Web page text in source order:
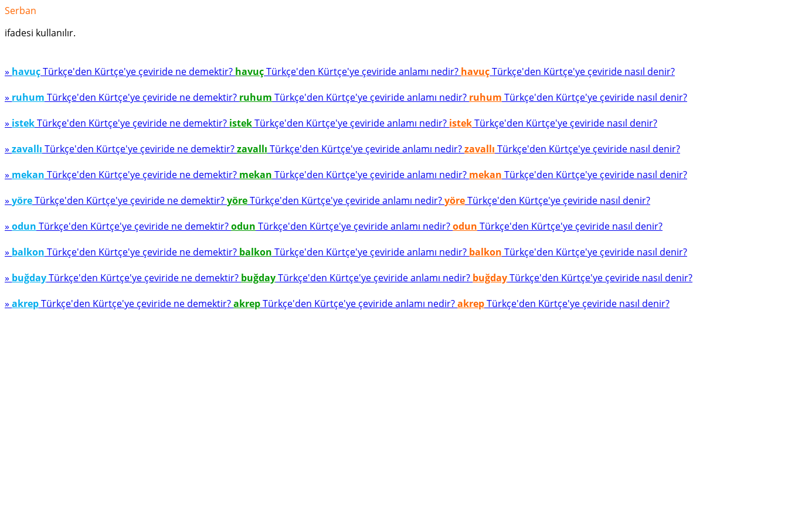
Serban
ifadesi kullanılır.
» havuçTürkçe'den Kürtçe'ye çeviride ne demektir? havuçTürkçe'den Kürtçe'ye çeviride anlamı nedir? havuçTürkçe'den Kürtçe'ye çeviride nasıl denir?
» ruhum Türkçe'den Kürtçe'ye çeviride ne demektir? ruhum Türkçe'den Kürtçe'ye çeviride anlamı nedir? ruhum Türkçe'den Kürtçe'ye çeviride nasıl denir?
» istekTürkçe'den Kürtçe'ye çeviride ne demektir? istekTürkçe'den Kürtçe'ye çeviride anlamı nedir? istekTürkçe'den Kürtçe'ye çeviride nasıl denir?
» zavallı Türkçe'den Kürtçe'ye çeviride ne demektir?zavallı Türkçe'den Kürtçe'ye çeviride anlamı nedir?zavallı Türkçe'den Kürtçe'ye çeviride nasıl denir?
» mekan Türkçe'den Kürtçe'ye çeviride ne demektir? mekan Türkçe'den Kürtçe'ye çeviride anlamı nedir? mekan Türkçe'den Kürtçe'ye çeviride nasıl denir?
» yöreTürkçe'den Kürtçe'ye çeviride ne demektir?yöreTürkçe'den Kürtçe'ye çeviride anlamı nedir?yöreTürkçe'den Kürtçe'ye çeviride nasıl denir?
» odun Türkçe'den Kürtçe'ye çeviride ne demektir?odun Türkçe'den Kürtçe'ye çeviride anlamı nedir?odun Türkçe'den Kürtçe'ye çeviride nasıl denir?
» balkon Türkçe'den Kürtçe'ye çeviride ne demektir? balkon Türkçe'den Kürtçe'ye çeviride anlamı nedir? balkon Türkçe'den Kürtçe'ye çeviride nasıl denir?
» buğdayTürkçe'den Kürtçe'ye çeviride ne demektir? buğdayTürkçe'den Kürtçe'ye çeviride anlamı nedir? buğdayTürkçe'den Kürtçe'ye çeviride nasıl denir?
» akrepTürkçe'den Kürtçe'ye çeviride ne demektir?akrepTürkçe'den Kürtçe'ye çeviride anlamı nedir?akrepTürkçe'den Kürtçe'ye çeviride nasıl denir?